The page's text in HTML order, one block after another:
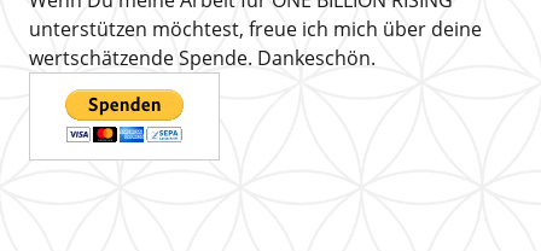
unterstützen möchtest, freue ich mich über deine
wertschätzende Spende. Dankeschön.